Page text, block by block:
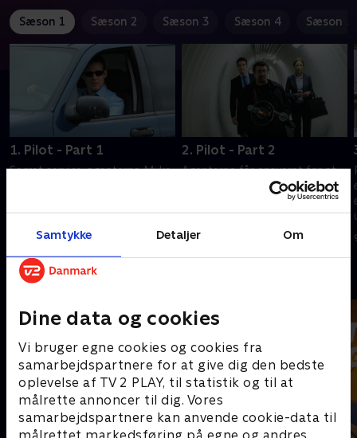
Samtykke Detaljer Om
Dine data og cookies
Vi bruger egne cookies og cookies fra
samarbejdspartnere for at give dig den bedste
oplevelse af TV 2 PLAY, til statistik og til at
målrette annoncer til dig. Vores
samarbejdspartnere kan anvende cookie-data til
Sæson 1 Sæson 2 Sæson 3 Sæson 4 Sæson 5
1. Pilot - Part 1
Secret service-agenterne Myka
til det tophemmelige
Warehouse 13.
9. september 2025 • 43 min
2. Pilot - Part 2
Agenterne får ansvaret for at
indsamle alle overnaturlige og
uforklarlige genstande for den
amerikanske regering.
9. september 2025 • 42 min
Andre så også